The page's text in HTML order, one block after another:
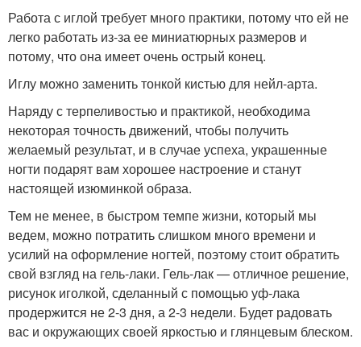
Работа с иглой требует много практики, потому что ей не
легко работать из-за ее миниатюрных размеров и
потому, что она имеет очень острый конец.
Иглу можно заменить тонкой кистью для нейл-арта.
Наряду с терпеливостью и практикой, необходима
некоторая точность движений, чтобы получить
желаемый результат, и в случае успеха, украшенные
ногти подарят вам хорошее настроение и станут
настоящей изюминкой образа.
Тем не менее, в быстром темпе жизни, который мы
ведем, можно потратить слишком много времени и
усилий на оформление ногтей, поэтому стоит обратить
свой взгляд на гель-лаки. Гель-лак — отличное решение,
рисунок иголкой, сделанный с помощью уф-лака
продержится не 2-3 дня, а 2-3 недели. Будет радовать
вас и окружающих своей яркостью и глянцевым блеском.